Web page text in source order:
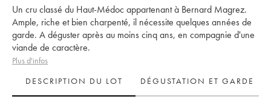
Un cru classé du Haut-Médoc appartenant à Bernard Magrez.
Ample, riche et bien charpenté, il nécessite quelques années de
garde. A déguster après au moins cinq ans, en compagnie d'une
viande de caractère.
Plus d'infos
DESCRIPTION DU LOT
DÉGUSTATION ET GARDE